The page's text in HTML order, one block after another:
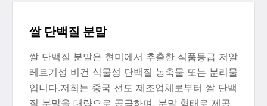
쌀 단백질 분말
쌀 단백질 분말은 현미에서 추출한 식품등급 저알
레르기성 비건 식물성 단백질 농축물 또는 분리물
입니다.저희는 중국 선도 제조업체로부터 쌀 단백
질 분말을 대량으로 공급하며, 분말 형태로 제공